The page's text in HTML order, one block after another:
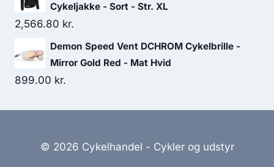
Cykeljakke - Sort - Str. XL
2,566.80 kr.
Demon Speed Vent DCHROM Cykelbrille -
Mirror Gold Red - Mat Hvid
899.00 kr.
© 2026 Cykelhandel - Cykler og udstyr